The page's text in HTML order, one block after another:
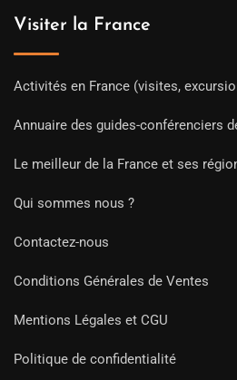
Visiter la France
Activités en France (visites,
Annuaire des guides-conférenciers
Le meilleur de la France et ses
Qui sommes nous ?
Contactez-nous
Conditions Générales de Ventes
Mentions Légales et CGU
Politique de confidentialité